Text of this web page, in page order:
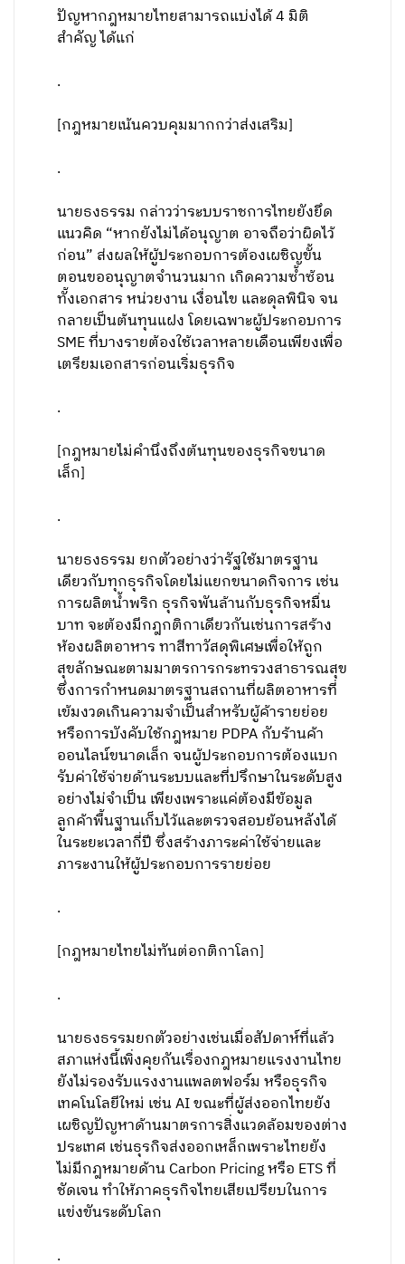
ปัญหากฎหมายไทยสามารถแบ่งได้ 4 มิติ
สำคัญ ได้แก่
.
[กฎหมายเน้นควบคุมมากกว่าส่งเสริม]
.
นายธงธรรม กล่าวว่าระบบราชการไทยยังยึด
แนวคิด “หากยังไม่ได้อนุญาต อาจถือว่าผิดไว้
ก่อน” ส่งผลให้ผู้ประกอบการต้องเผชิญขั้น
ตอนขออนุญาตจำนวนมาก เกิดความซ้ำซ้อน
ทั้งเอกสาร หน่วยงาน เงื่อนไข และดุลพินิจ จน
กลายเป็นต้นทุนแฝง โดยเฉพาะผู้ประกอบการ
SME ที่บางรายต้องใช้เวลาหลายเดือนเพียงเพื่อ
เตรียมเอกสารก่อนเริ่มธุรกิจ
.
[กฎหมายไม่คำนึงถึงต้นทุนของธุรกิจขนาด
เล็ก]
.
นายธงธรรม ยกตัวอย่างว่ารัฐใช้มาตรฐาน
เดียวกับทุกธุรกิจโดยไม่แยกขนาดกิจการ เช่น
การผลิตน้ำพริก ธุรกิจพันล้านกับธุรกิจหมื่น
บาท จะต้องมีกฎกติกาเดียวกันเช่นการสร้าง
ห้องผลิตอาหาร ทาสีทาวัสดุพิเศษเพื่อให้ถูก
สุขลักษณะตามมาตรการกระทรวงสาธารณสุข
ซึ่งการกำหนดมาตรฐานสถานที่ผลิตอาหารที่
เข้มงวดเกินความจำเป็นสำหรับผู้ค้ารายย่อย
หรือการบังคับใช้กฎหมาย PDPA กับร้านค้า
ออนไลน์ขนาดเล็ก จนผู้ประกอบการต้องแบก
รับค่าใช้จ่ายด้านระบบและที่ปรึกษาในระดับสูง
อย่างไม่จำเป็น เพียงเพราะแค่ต้องมีข้อมูล
ลูกค้าพื้นฐานเก็บไว้และตรวจสอบย้อนหลังได้
ในระยะเวลากี่ปี ซึ่งสร้างภาระค่าใช้จ่ายและ
ภาระงานให้ผู้ประกอบการรายย่อย
.
[กฎหมายไทยไม่ทันต่อกติกาโลก]
.
นายธงธรรมยกตัวอย่างเช่นเมื่อสัปดาห์ที่แล้ว
สภาแห่งนี้เพิ่งคุยกันเรื่องกฎหมายแรงงานไทย
ยังไม่รองรับแรงงานแพลตฟอร์ม หรือธุรกิจ
เทคโนโลยีใหม่ เช่น AI ขณะที่ผู้ส่งออกไทยยัง
เผชิญปัญหาด้านมาตรการสิ่งแวดล้อมของต่าง
ประเทศ เช่นธุรกิจส่งออกเหล็กเพราะไทยยัง
ไม่มีกฎหมายด้าน Carbon Pricing หรือ ETS ที่
ชัดเจน ทำให้ภาคธุรกิจไทยเสียเปรียบในการ
แข่งขันระดับโลก
.